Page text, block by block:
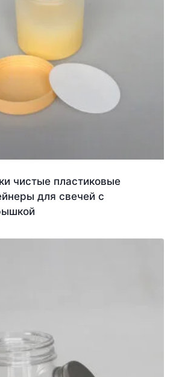
чистые пластиковые
для свечей с